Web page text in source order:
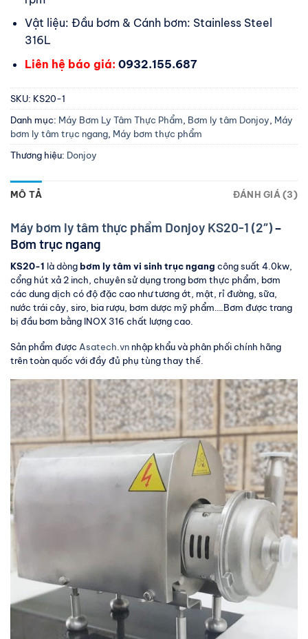
Vật liệu: Đầu bơm & Cánh bơm: Stainless Steel
316L
Liên hệ báo giá: 0932.155.687
SKU: KS20-1
Danh mục: Máy Bơm Ly Tâm Thực Phẩm Bơm ly tâm Donjoy Máy
bơm ly tâm trục ngang Máy bơm thực phẩm
Thương hiệu: Donjoy
MÔ TẢ ĐÁNH GIÁ (3)
Máy bơm ly tâm thực phẩm Donjoy KS20-1 (2″)–
Bơm trục ngang
KS20-1 là dòngbơm ly tâm vi sinh trục ngang công suất 4.0kw,
cổng hút xả 2 inch, chuyên sử dụng trong bơm thực phẩm, bơm
các dung dịch có độ đặc cao như tương ớt, mật, rỉ đường, sữa,
nước trái cây, siro, bia rượu, bơm dược mỹ phẩm….Bơm được trang
bị đầu bơm bằng INOX 316 chất lượng cao.
Sản phẩm được Asatech.vnnhập khẩu và phân phối chính hãng
trên toàn quốc với đầy đủ phụ tùng thay thế.